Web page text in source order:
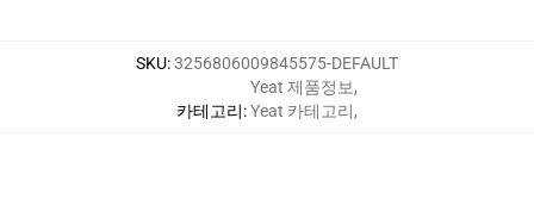
SKU:3256806009845575-DEFAULT
카테고리:
Yeat 제품정보,
Yeat 카테고리,